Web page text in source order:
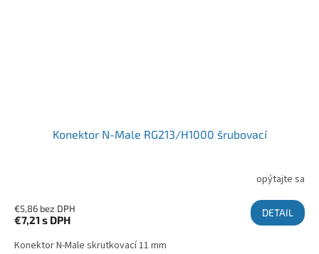
Konektor N-Male RG213/H1000 šrubovací
opýtajte sa
€5,86 bez DPH
€7,21 s DPH
DETAIL
Konektor N-Male skrutkovací 11 mm